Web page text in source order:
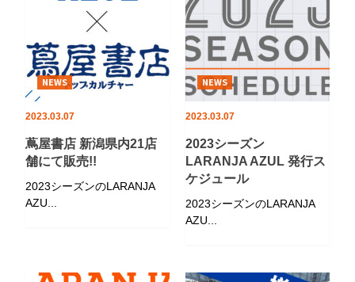
NEWS
2023.03.07
蔦屋書店 新潟県内21店
舗にて販売!!
2023シーズンのLARANJA
AZU...
NEWS
2023.03.07
2023シーズン
LARANJA AZUL 発行ス
ケジュール
2023シーズンのLARANJA
AZU...